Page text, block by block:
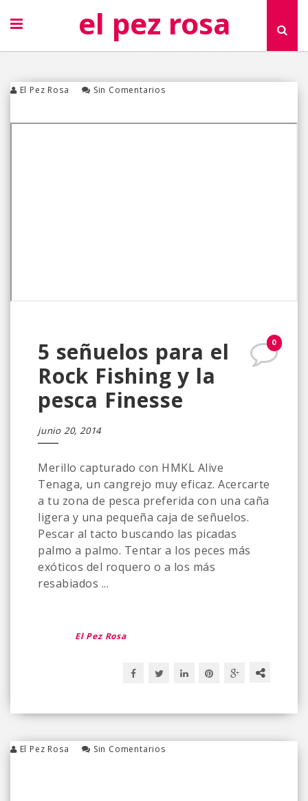
el pez rosa
El Pez Rosa Sin Comentarios
0
5 señuelos para el
Rock Fishing y la
pesca Finesse
junio 20, 2014
Merillo capturado con HMKL Alive
Tenaga, un cangrejo muy eficaz. Acercarte
a tu zona de pesca preferida con una caña
ligera y una pequeña caja de señuelos.
Pescar al tacto buscando las picadas
palmo a palmo. Tentar a los peces más
exóticos del roquero o a los más
resabiados ...
El Pez Rosa
El Pez Rosa Sin Comentarios